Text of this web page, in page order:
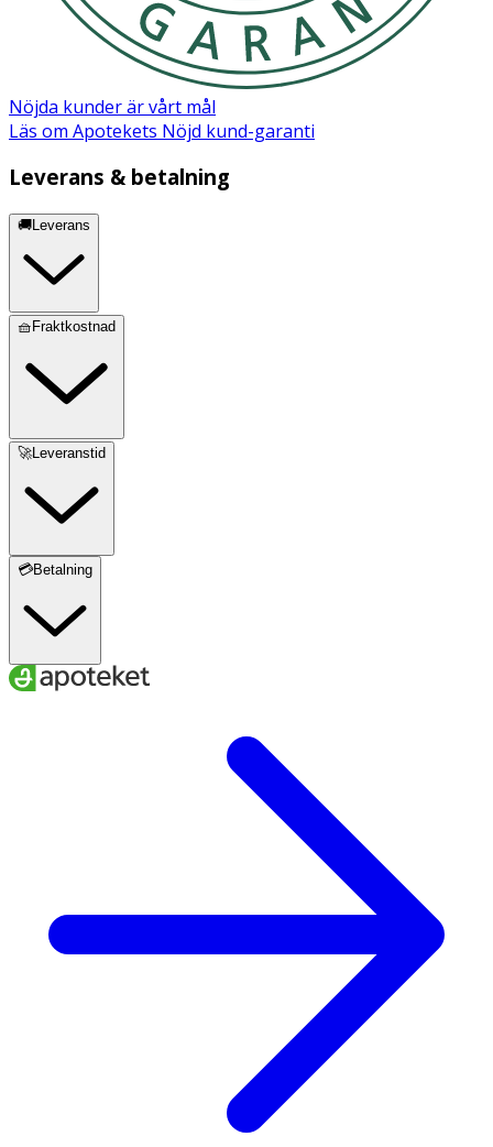
Nöjda kunder är vårt mål
Läs om Apotekets Nöjd kund-garanti
Leverans & betalning
🚚Leverans
🧺Fraktkostnad
🚀Leveranstid
💳Betalning